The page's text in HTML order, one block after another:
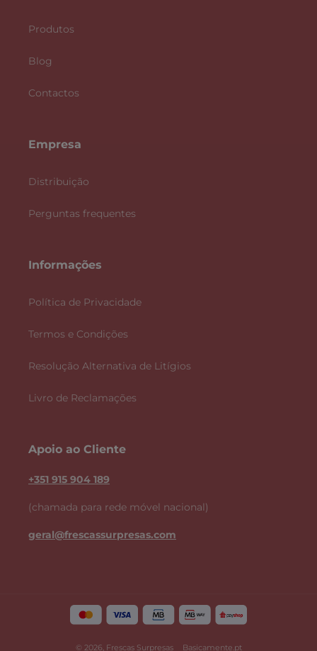
Produtos
Blog
Contactos
Empresa
Distribuição
Perguntas frequentes
Informações
Política de Privacidade
Termos e Condições
Resolução Alternativa de Litígios
Livro de Reclamações
Apoio ao Cliente
+351 915 904 189
(chamada para rede móvel nacional)
geral@frescassurpresas.com
© 2026, Frescas Surpresas Basicamente.pt